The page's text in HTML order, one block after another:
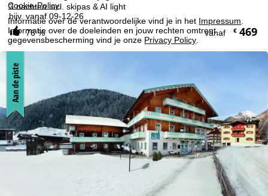
Cookie-Policy.
Informatie over de verantwoordelijke vind je in het Impressum
Informatie over de doeleinden en jouw rechten omtrent
gegevensbescherming vind je onze Privacy Policy
3 nachten incl. skipas & AI light
bijv. vanaf 09-12-26
76 %
vanaf €469
Aan de piste